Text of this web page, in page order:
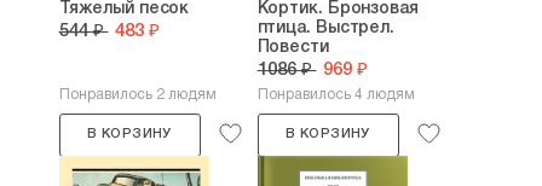
Тяжелый песок
544 ₽ 483 ₽
Понравилось 2 людям
В КОРЗИНУ
Кортик. Бронзовая
птица. Выстрел.
Повести
1086 ₽ 969 ₽
Понравилось 4 людям
В КОРЗИНУ